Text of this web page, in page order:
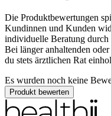
Die Produktbewertungen
Kundinnen und Kunden
individuelle Beratung
Bei länger anhaltenden
du stets ärztlichen Rat
Es wurden noch keine
Produkt bewerten